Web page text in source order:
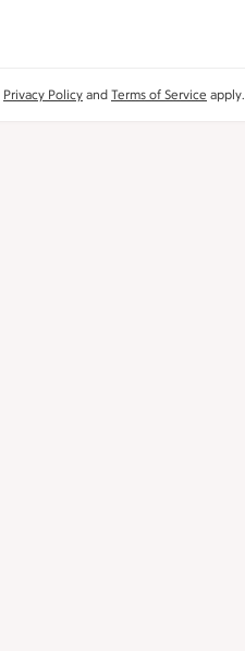
Privacy Policy and Terms of Service apply.